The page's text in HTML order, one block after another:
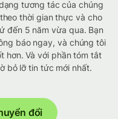
tương tác của chúng
thời gian thực và cho
đến 5 năm vừa qua. Bạn
báo ngay, và chúng tôi
hơn. Và với phần tóm tắt
bỏ lỡ tin tức mới nhất.
đổi